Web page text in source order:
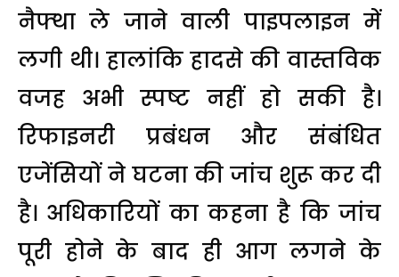
नैफ्था ले जाने वाली पाइपलाइन में
लगी थी। हालांकि हादसे की वास्तविक
वजह अभी स्पष्ट नहीं हो सकी है।
रिफाइनरी प्रबंधन और संबंधित
एजेंसियों ने घटना की जांच शुरू कर दी
है। अधिकारियों का कहना है कि जांच
पूरी होने के बाद ही आग लगने के